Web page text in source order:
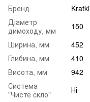
Бренд
Kratki
Діаметр
димоходу, мм
150
Ширина, мм
452
Глибина, мм
410
Висота, мм
942
Система
"Чисте cкло"
Ні